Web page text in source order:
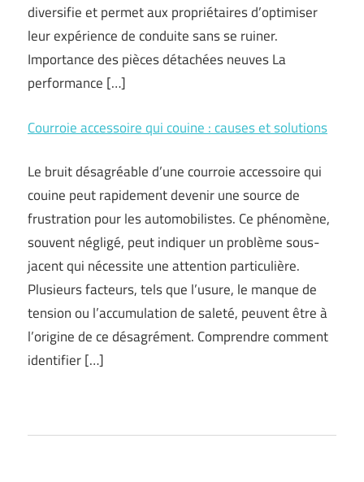
diversifie et permet aux propriétaires d’optimiser
leur expérience de conduite sans se ruiner.
Importance des pièces détachées neuves La
performance […]
Courroie accessoire qui couine : causes et solutions
Le bruit désagréable d’une courroie accessoire qui
couine peut rapidement devenir une source de
frustration pour les automobilistes. Ce phénomène,
souvent négligé, peut indiquer un problème sous-
jacent qui nécessite une attention particulière.
Plusieurs facteurs, tels que l’usure, le manque de
tension ou l’accumulation de saleté, peuvent être à
l’origine de ce désagrément. Comprendre comment
identifier […]